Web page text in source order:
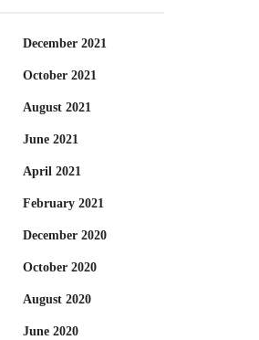
December 2021
October 2021
August 2021
June 2021
April 2021
February 2021
December 2020
October 2020
August 2020
June 2020